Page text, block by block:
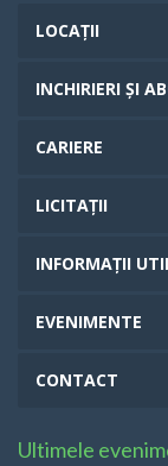
LOCAȚII
INCHIRIERI ȘI
CARIERE
LICITAȚII
INFORMAȚII
EVENIMENTE
CONTACT
Ultimele